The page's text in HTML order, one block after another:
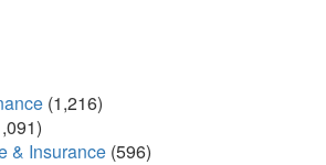
(1,216)
& Insurance (596)